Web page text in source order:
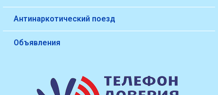
Антинаркотический поезд
Объявления